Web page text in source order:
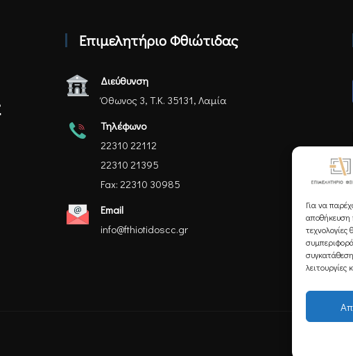
Για να
αποθήκευση
λειτουργίες
Επιμελητήριο Φθιώτιδας
Διεύθυνση
Όθωνος 3, Τ.Κ. 35131, Λαμία
Τηλέφωνο
22310 22112
22310 21395
Fax: 22310 30985
Email
info@fthiotidoscc.gr